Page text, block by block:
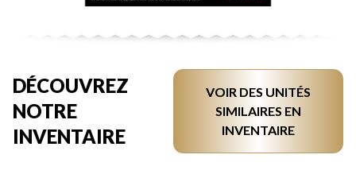
DÉCOUVREZ
NOTRE
INVENTAIRE
VOIR DES UNITÉS
SIMILAIRES EN
INVENTAIRE